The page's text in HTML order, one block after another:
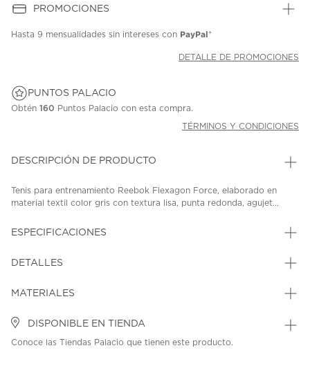
PROMOCIONES
Hasta 9 mensualidades sin intereses con PayPal*
DETALLE DE PROMOCIONES
PUNTOS PALACIO
Obtén 160 Puntos Palacio con esta compra.
TÉRMINOS Y CONDICIONES
DESCRIPCIÓN DE PRODUCTO
Tenis para entrenamiento Reebok Flexagon Force, elaborado en
material textil color gris con textura lisa, punta redonda, agujet...
ESPECIFICACIONES
DETALLES
MATERIALES
DISPONIBLE EN TIENDA
Conoce las Tiendas Palacio que tienen este producto.